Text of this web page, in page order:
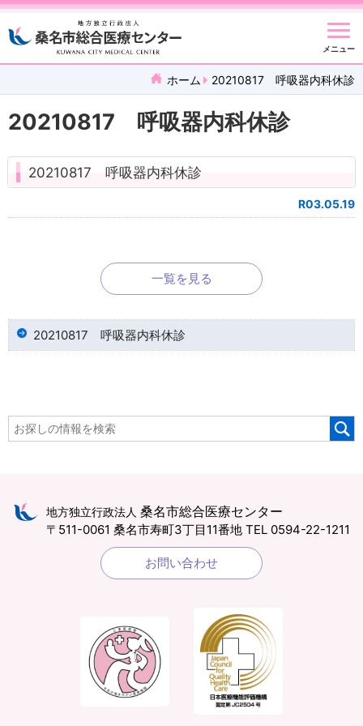
メニュー
ホーム 20210817 呼吸器内科休診
20210817 呼吸器内科休診
20210817 呼吸器内科休診
R03.05.19
一覧を見る
20210817 呼吸器内科休診
地方独立行政法人 桑名市総合医療センター
〒511-0061 桑名市寿町3丁目11番地 TEL 0594-22-1211
お問い合わせ